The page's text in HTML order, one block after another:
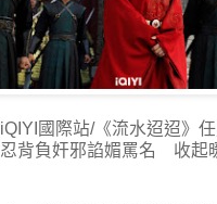
iQIYI國際站/《流水迢迢》
忍背負奸邪諂媚罵名 收起